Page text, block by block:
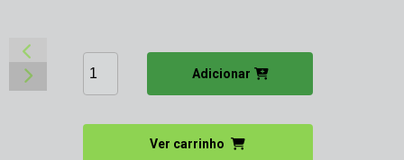
Adicionar
Ver carrinho